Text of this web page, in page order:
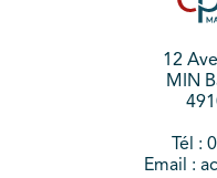
12
MIN
Tél :
Email :